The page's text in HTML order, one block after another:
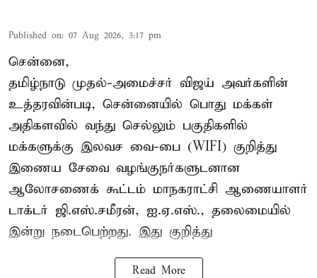
Published on: 07 Aug 2026, 3:17 pm
சென்னை,
தமிழ்நாடு முதல்-அமைச்சர் விஜய் அவர்களின்
உத்தரவின்படி, சென்னையில் பொது மக்கள்
அதிகளவில் வந்து செல்லும் பகுதிகளில்
மக்களுக்கு இலவச வை-பை (WIFI) குறித்து
இணைய சேவை வழங்குநர்களுடனான
ஆலோசணைக் கூட்டம் மாநகராட்சி ஆணையாளர்
டாக்டர் ஜி.எஸ்.சமீரன், ஐ.ஏ.எஸ்., தலைமையில்
இன்று நடைபெற்றது. இது குறித்து
Read More